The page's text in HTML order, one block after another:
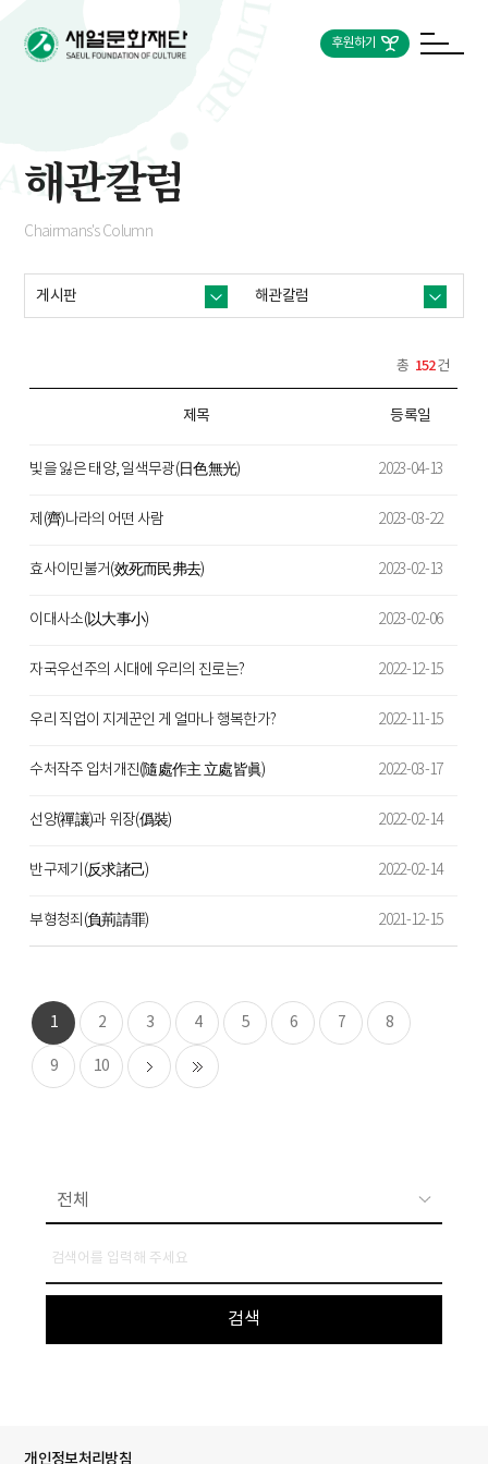
후원하기
해관칼럼
Chairmans's Column
게시판 해관칼럼
총 152건
제목 등록일
빛을 잃은 태양, 일색무광(日色無光) 2023-04-13
제(齊)나라의 어떤 사람 2023-03-22
효사이민불거(效死而民弗去) 2023-02-13
이대사소(以大事小) 2023-02-06
자국우선주의 시대에 우리의 진로는? 2022-12-15
우리 직업이 지게꾼인 게 얼마나 행복한가? 2022-11-15
수처작주 입처개진(隨處作主 立處皆眞) 2022-03-17
선양(禪讓)과 위장(僞裝) 2022-02-14
반구제기(反求諸己) 2022-02-14
부형청죄(負荊請罪) 2021-12-15
1 2 3 4 5 6 7 8
9 10
개인정보처리방침